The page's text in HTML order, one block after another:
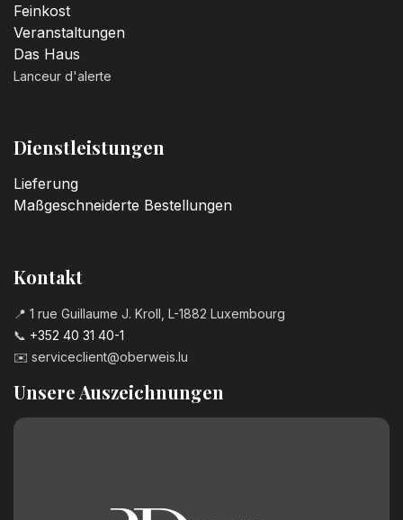
Feinkost
Veranstaltungen
Das Haus
Lanceur d'alerte
Dienstleistungen
Lieferung
Maßgeschneiderte Bestellungen
Kontakt
📍 1 rue Guillaume J. Kroll, L-1882 Luxembourg
📞 +352 40 31 40-1
✉️ serviceclient@oberweis.lu
Unsere Auszeichnungen